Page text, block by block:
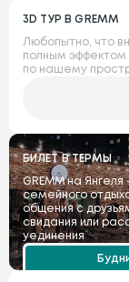
3D ТУР В GREMM
Любопытно, что
полным эффектом
по нашему
БИЛЕТ В ТЕРМЫ
GREMM на
семейного
общения с
свидания или
уединения